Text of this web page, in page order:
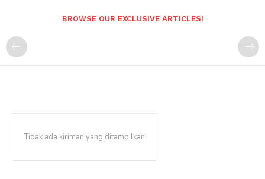
BROWSE OUR EXCLUSIVE ARTICLES!
Tidak ada kiriman yang ditampilkan